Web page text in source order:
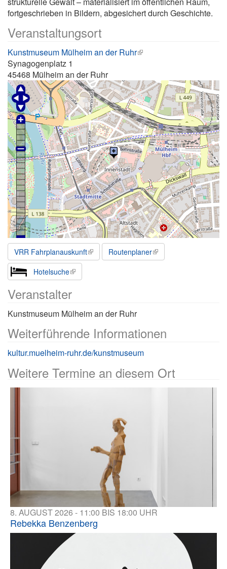
fortgeschrieben in Bildern, abgesichert durch Geschichte.
Veranstaltungsort
Kunstmuseum Mülheim an der Ruhr
Synagogenplatz 1
45468 Mülheim an der Ruhr
VRR Fahrplanauskunft
Routenplaner
Hotelsuche
Veranstalter
Kunstmuseum Mülheim an der Ruhr
Weiterführende Informationen
kultur.muelheim-ruhr.de/kunstmuseum
Weitere Termine an diesem Ort
8. AUGUST 2026 - 11:00 BIS 18:00 UHR
Rebekka Benzenberg